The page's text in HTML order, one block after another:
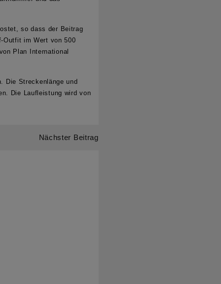
so dass der Beitrag
Outfit im Wert von 500
Plan International
Die Streckenlänge und
Die Laufleistung wird von
Nächster Beitrag